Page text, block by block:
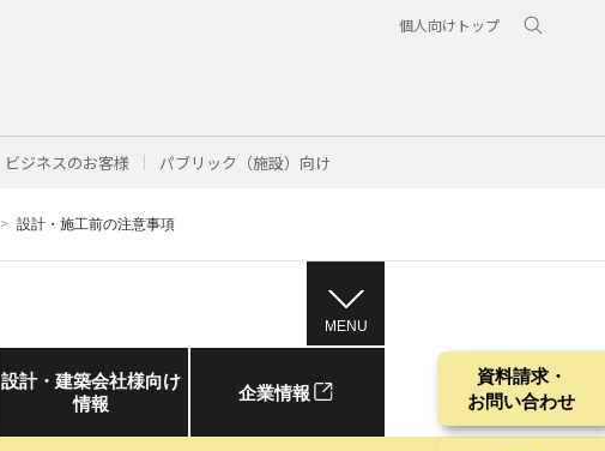
個人向けトップ
ビジネスのお客様 パブリック（施設）向け
設計・施工前の注意事項
MENU
資料請求・
お問い合わせ
設計・建築会社様向け
情報
企業情報